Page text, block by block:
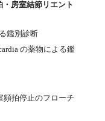
房室結節リエント
鑑別診断
の薬物による鑑
頻拍停止のフローチ